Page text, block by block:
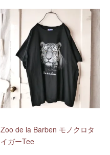
Zoo de la Barben モノクロタ
イガーTee